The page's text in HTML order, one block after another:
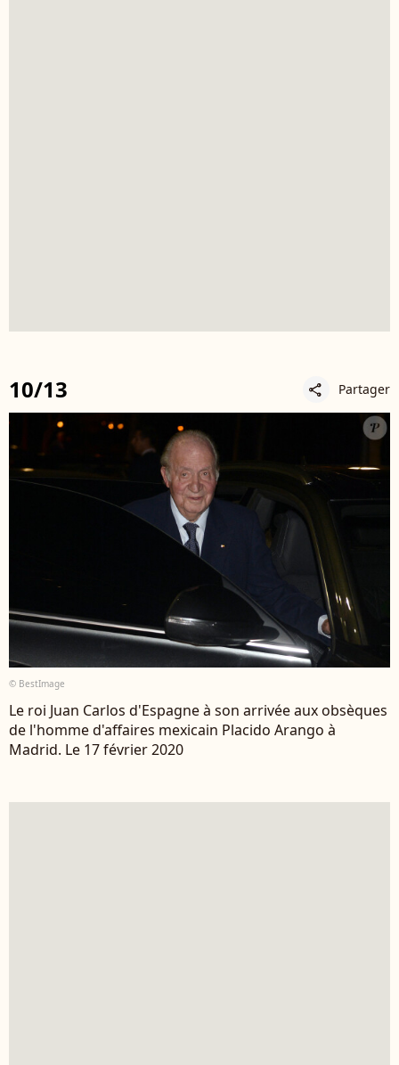
10/13 share Partager
© BestImage
Le roi Juan Carlos d'Espagne à son arrivée aux obsèques
de l'homme d'affaires mexicain Placido Arango à
Madrid. Le 17 février 2020